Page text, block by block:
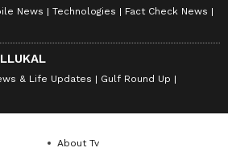
News Technologies
Fact Check News
& Life Updates
Gulf Round Up
About Tv